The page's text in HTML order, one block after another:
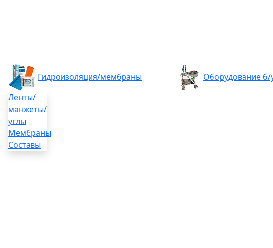
Гидроизоляция/мембраны
Ленты/
манжеты/
углы
Мембраны
Составы
Оборудование б/